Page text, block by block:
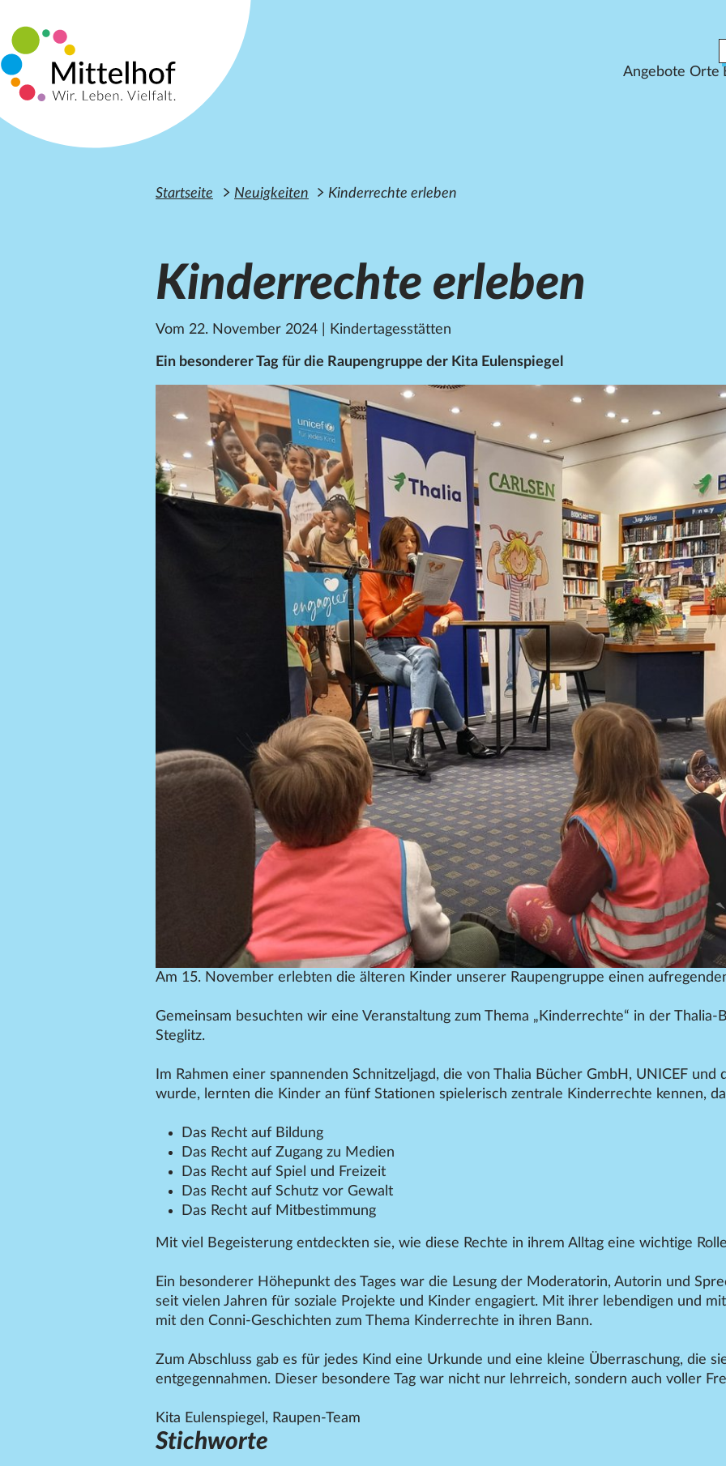
Angebote Orte
Startseite Neuigkeiten Kinderrechte erleben
Kinderrechte erleben
Vom 22. November 2024 Kindertagesstätten
Ein besonderer Tag für die Raupengruppe der Kita Eulenspiegel
Am 15. November erlebten die älteren Kinder unserer Raupengruppe einen
Gemeinsam besuchten wir eine Veranstaltung zum Thema „Kinderrechte“ in der Thalia-
Steglitz.
Im Rahmen einer spannenden Schnitzeljagd, die von Thalia Bücher GmbH, UNICEF und
wurde, lernten die Kinder an fünf Stationen spielerisch zentrale Kinderrechte kennen,
Das Recht auf Bildung
Das Recht auf Zugang zu Medien
Das Recht auf Spiel und Freizeit
Das Recht auf Schutz vor Gewalt
Das Recht auf Mitbestimmung
Mit viel Begeisterung entdeckten sie, wie diese Rechte in ihrem Alltag eine wichtige
Ein besonderer Höhepunkt des Tages war die Lesung der Moderatorin, Autorin und
seit vielen Jahren für soziale Projekte und Kinder engagiert. Mit ihrer lebendigen und
mit den Conni-Geschichten zum Thema Kinderrechte in ihren Bann.
Zum Abschluss gab es für jedes Kind eine Urkunde und eine kleine Überraschung, die
entgegennahmen. Dieser besondere Tag war nicht nur lehrreich, sondern auch voller
Kita Eulenspiegel, Raupen-Team
Stichworte